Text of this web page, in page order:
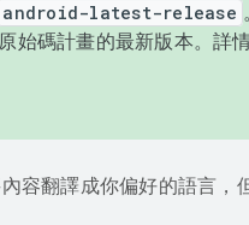
android-latest-release
始碼計畫的最新版本。詳
容翻譯成你偏好的語言，